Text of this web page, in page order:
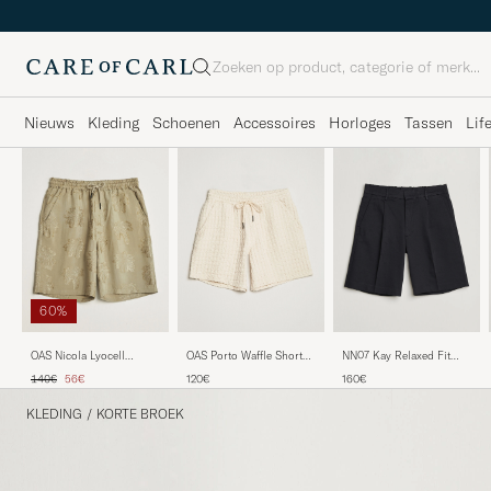
Zoeken
Nieuws Kleding Schoenen Accessoires Horloges Tassen
60%
OAS Nicola Lyocell
Reguliere prijs
140€ Verlaagd prijs
56€
OAS Porto Waffle Shorts
120€
NN07 Kay Relaxed Fit
Navy Blue
160€
KLEDING / KORTE BROEK